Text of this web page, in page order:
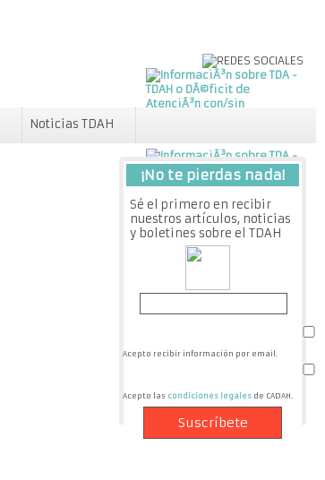
Noticias TDAH
¡No te pierdas nada!
Sé el primero en recibir
nuestros artículos, noticias
y boletines sobre el TDAH
Acepto recibir información por email.
Acepto las condiciones legales de CADAH.